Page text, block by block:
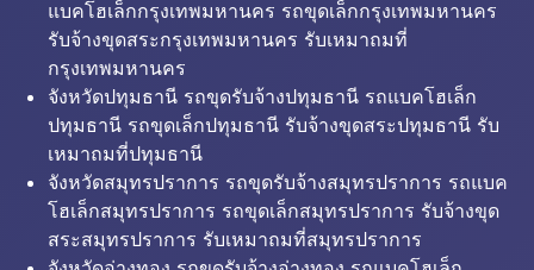
แบคโฮเล็กกรุงเทพมหานคร รถขุดเล็กกรุงเทพมหานคร
รับจ้างขุดสระกรุงเทพมหานคร รับเหมาถมที่
กรุงเทพมหานคร
จังหวัดปทุมธานี รถขุดรับจ้างปทุมธานี รถแบคโฮเล็ก
ปทุมธานี รถขุดเล็กปทุมธานี รับจ้างขุดสระปทุมธานี รับ
เหมาถมที่ปทุมธานี
จังหวัดสมุทรปราการ รถขุดรับจ้างสมุทรปราการ รถแบค
โฮเล็กสมุทรปราการ รถขุดเล็กสมุทรปราการ รับจ้างขุด
สระสมุทรปราการ รับเหมาถมที่สมุทรปราการ